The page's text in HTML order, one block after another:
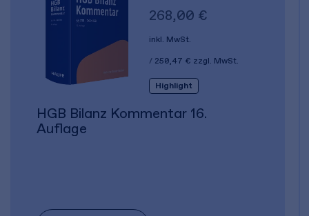
268,00 €
inkl. MwSt.
250,47 € zzgl. MwSt.
Highlight
HGB Bilanz Kommentar 16.
Auflage